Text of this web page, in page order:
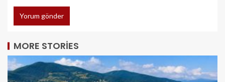
MORE STORIES